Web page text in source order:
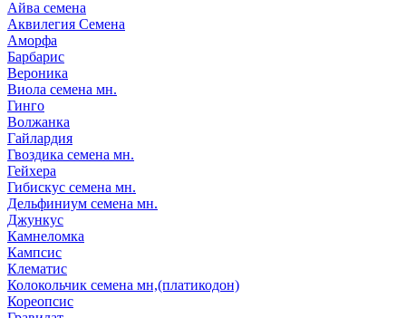
Айва семена
Аквилегия Семена
Аморфа
Барбарис
Вероника
Виола семена мн.
Гинго
Волжанка
Гайлардия
Гвоздика семена мн.
Гейхера
Гибискус семена мн.
Дельфиниум семена мн.
Джункус
Камнеломка
Кампсис
Клематис
Колокольчик семена мн,(платикодон)
Кореопсис